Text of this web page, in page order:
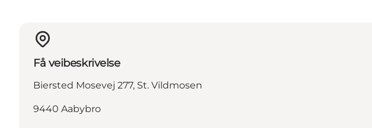
Få veibeskrivelse
Biersted Mosevej 277, St. Vildmosen
9440 Aabybro